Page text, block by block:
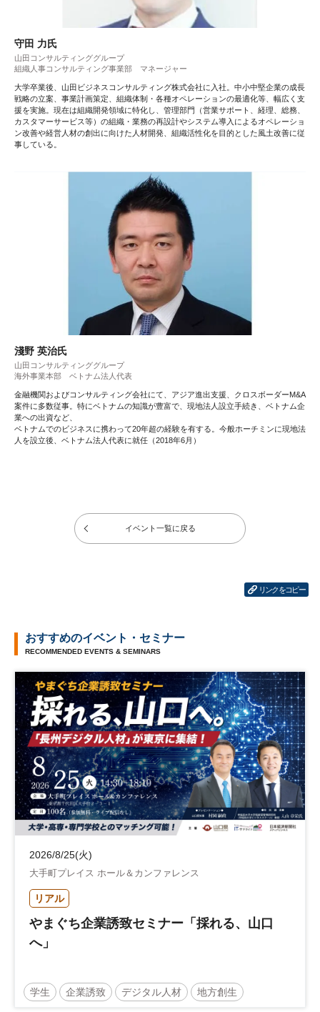
守田 力氏
山田コンサルティンググループ
組織人事コンサルティング事業部 マネージャー
大学卒業後、山田ビジネスコンサルティング株式会社に入社。中小中堅企業の成長
戦略の立案、事業計画策定、組織体制・各種オペレーションの最適化等、幅広く支
援を実施。現在は組織開発領域に特化し、管理部門（営業サポート、経理、総務、
カスタマーサービス等）の組織・業務の再設計やシステム導入によるオペレーショ
ン改善や経営人材の創出に向けた人材開発、組織活性化を目的とした風土改善に従
事している。
淺野 英治氏
山田コンサルティンググループ
海外事業本部 ベトナム法人代表
金融機関およびコンサルティング会社にて、アジア進出支援、クロスボーダーM&A
案件に多数従事。特にベトナムの知識が豊富で、現地法人設立手続き、ベトナム企
業への出資など、
ベトナムでのビジネスに携わって20年超の経験を有する。今般ホーチミンに現地法
人を設立後、ベトナム法人代表に就任（2018年6月）
イベント一覧に戻る
リンクをコピー
おすすめのイベント・セミナー
RECOMMENDED EVENTS & SEMINARS
2026/8/25(火)
大手町プレイス ホール＆カンファレンス
リアル
やまぐち企業誘致セミナー「採れる、山口
へ」
学生 企業誘致 デジタル人材 地方創生